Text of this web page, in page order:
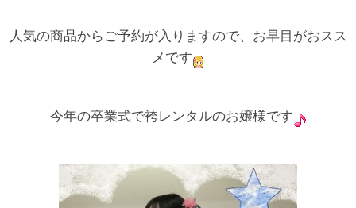
人気の商品からご予約が入りますので、お早目がおスス
メです
今年の卒業式で袴レンタルのお嬢様です